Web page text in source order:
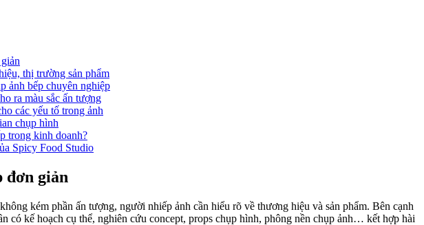
thị trường sản phẩm
ảnh bếp chuyên nghiệp
ra màu sắc ấn tượng
các yếu tố trong ảnh
chụp hình
trong kinh doanh?
Spicy Food Studio
đơn giản
kém phần ấn tượng, người nhiếp ảnh cần hiểu rõ về thương hiệu và sản phẩm. Bên cạnh
có kế hoạch cụ thể, nghiên cứu concept, props chụp hình, phông nền chụp ảnh… kết hợp hài